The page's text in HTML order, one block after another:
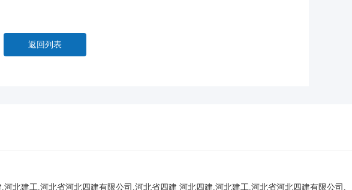
返回列表
河北建工,河北省河北四建有限公司,河北省四建 河北四建,河北建工,河北省河北四建有限公司,